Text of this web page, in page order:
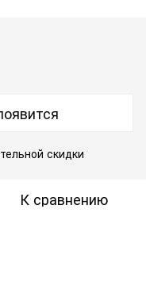
скидки
К сравнению